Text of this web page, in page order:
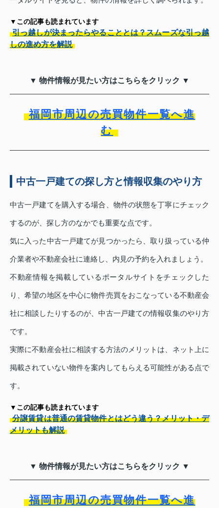
▼この記事も読まれています
引っ越しが決まったらやることとは？スムーズな引っ越
しの進め方を解説
▼ 物件情報が見たい方はこちらをクリック ▼
福岡市周辺の売買物件一覧へ進
む
中古一戸建ての探し方と情報収集のやり方
中古一戸建てを購入する場合、物件の状態を丁寧にチェック
するのが、探し方のなかでも重要な点です。
気に入った中古一戸建てが見つかったら、取り扱っている仲
介業者や不動産会社に連絡し、内見の予約を入れましょう。
不動産情報を掲載しているポータルサイトをチェックした
り、希望の地区を中心に物件売買をおこなっている不動産会
社に相談したりするのが、中古一戸建ての情報収集のやり方
です。
実際に不動産会社に相談する方法のメリットは、ネット上に
掲載されていない物件を案内してもらえる可能性がある点で
す。
▼この記事も読まれています
分譲賃貸は普通の賃貸物件とはどう違う？メリット・デ
メリットも解説
▼ 物件情報が見たい方はこちらをクリック ▼
福岡市周辺の売買物件一覧へ進